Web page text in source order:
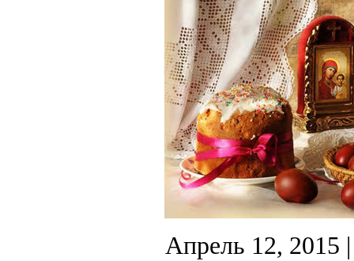
Апрель 12, 2015